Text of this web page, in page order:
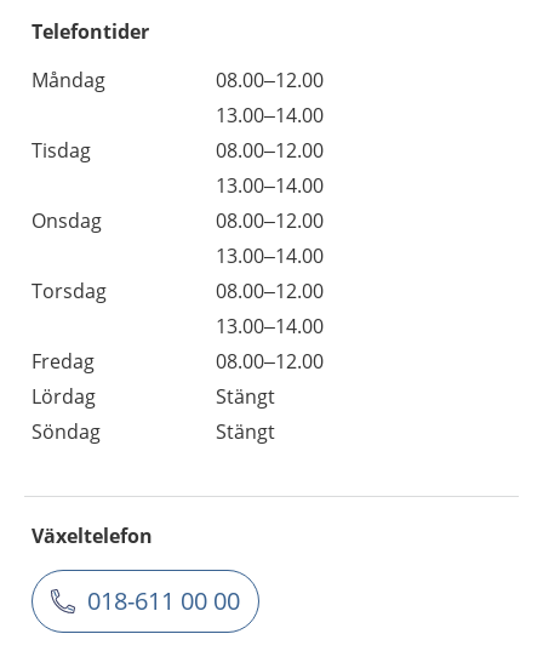
Telefontider
Måndag
08.00–12.00
13.00–14.00
Tisdag
08.00–12.00
13.00–14.00
Onsdag
08.00–12.00
13.00–14.00
Torsdag
08.00–12.00
13.00–14.00
Fredag
08.00–12.00
Lördag
Stängt
Söndag
Stängt
Växeltelefon
018-611 00 00